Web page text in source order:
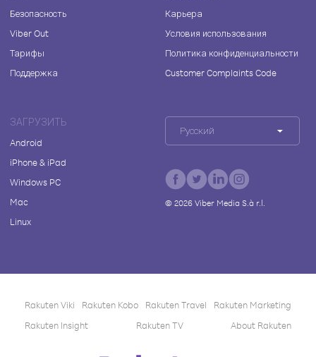
Безопасность
Viber Out
Тарифы
Поддержка
Карьера
Условия использования
Политика конфиденциальности
Customer Complaints Code
ЗАГРУЗИТЬ
Android
iPhone & iPad
Windows PC
Mac
Linux
Русский
© 2026Viber Media S.à r.l.
Rakuten Viki Rakuten Kobo Rakuten Travel
Rakuten Marketing
Rakuten Insight
Rakuten TV About Rakuten